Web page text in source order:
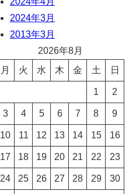
2024年3月
2013年3月
2026年8月
月
火 水 木 金 土 日
1 2
3 4 5 6 7 8 9
10 11 12 13 14 15 16
17 18 19 20 21 22 23
24 25 26 27 28 29 30